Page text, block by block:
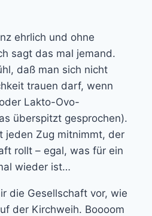
ehrlich und ohne
sagt das mal jemand.
daß man sich nicht
trauen darf, wenn
Lakto-Ovo-
überspitzt gesprochen).
jeden Zug mitnimmt, der
rollt – egal, was für ein
wieder ist…
die Gesellschaft vor, wie
der Kirchweih. Boooom